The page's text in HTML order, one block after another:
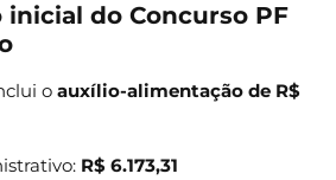
inicial do Concurso PF
o auxílio-alimentação de R$
R$ 6.173,31